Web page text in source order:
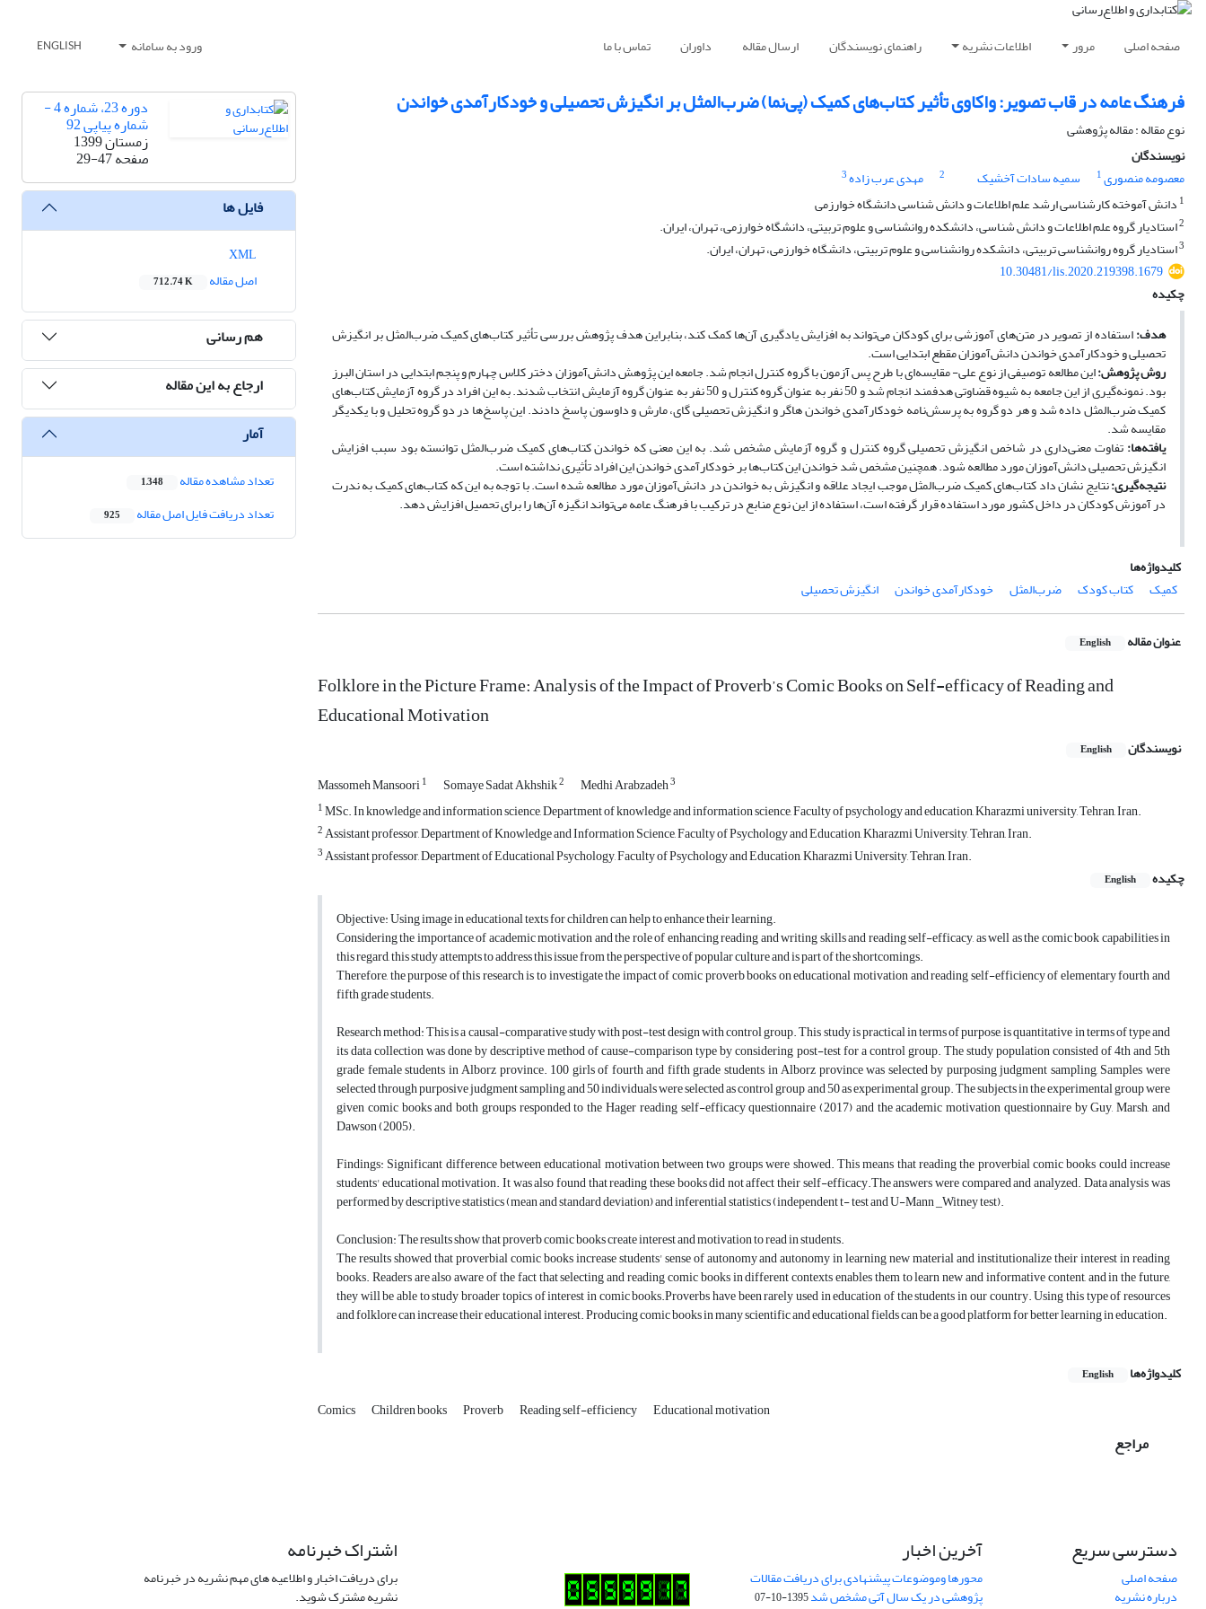
صفحه اصلی مرور اطلاعات نشریه راهنمای نویسندگان ارسال مقاله داوران تماس با ما ورود به سامانه ENGLISH
فرهنگ عامه در قاب تصویر: واکاوی تأثیر کتاب‌های کمیک (پی‌نما) ضرب‌المثل بر انگیزش تحصیلی و خودکارآمدی خواندن
نوع مقاله : مقاله پژوهشی
نویسندگان
معصومه منصوری1 سمیه سادات آخشیک 2 مهدی عرب زاده3
1 دانش آموخته کارشناسی ارشد علم اطلاعات و دانش شناسی دانشگاه خوارزمی
2استادیار گروه علم اطلاعات و دانش شناسی، دانشکده روانشناسی و علوم تربیتی، دانشگاه خوارزمی، تهران، ایران.
3استادیار گروه روانشناسی تربیتی، دانشکده روانشناسی و علوم تربیتی، دانشگاه خوارزمی، تهران، ایران.
10.30481/lis.2020.219398.1679
چکیده
هدف:استفاده از تصویر در متن‌های آموزشی برای کودکان می‌تواند به افزایش یادگیری آن‌ها کمک کند، بنابراین هدف پژوهش بررسی تأثیر کتاب‌های کمیک ضرب‌المثل بر انگیزش
تحصیلی و خودکارآمدی خواندن دانش‌آموزان مقطع ابتدایی است.
روش‌ پژوهش:این مطالعه توصیفی از نوع علی- مقایسه‌ای با طرح پس آزمون با گروه کنترل انجام شد. جامعه این پژوهش دانش‌آموزان دختر کلاس چهارم و پنجم ابتدایی در استان البرز
بود. نمونه‌گیری از این جامعه به شیوه قضاوتی هدفمند انجام شد و 50 نفر به عنوان گروه کنترل و 50 نفر به عنوان گروه آزمایش انتخاب شدند. به این افراد در گروه آزمایش کتاب‌های
کمیک ضرب‌المثل داده شد و هر دو گروه به پرسش‌نامه خودکارآمدی خواندن هاگر و انگیزش تحصیلی گای، مارش و داوسون پاسخ دادند. این پاسخ‌ها در دو گروه تحلیل و با یکدیگر
مقایسه شد.
یافته‌ها:تفاوت معنی‌داری در شاخص انگیزش تحصیلی گروه کنترل و گروه آزمایش مشخص شد. به این معنی که خواندن کتاب‌های کمیک ضرب‌المثل توانسته بود سبب افزایش
انگیزش تحصیلی دانش‌آموزان مورد مطالعه شود. همچنین مشخص شد خواندن این کتاب‌ها بر خودکارآمدی خواندن این افراد تأثیری نداشته است.
نتیجه‌گیری:نتایج نشان داد کتاب‌های کمیک ضرب‌المثل موجب ایجاد علاقه و انگیزش به خواندن در دانش‌آموزان مورد مطالعه شده است. با توجه به این که کتاب‌های کمیک به ندرت
در آموزش کودکان در داخل کشور مورد استفاده قرار گرفته است، استفاده از این نوع منابع در ترکیب با فرهنگ عامه می‌تواند انگیزه آن‌ها را برای تحصیل افزایش دهد.
کلیدواژه‌ها
کمیک
کتاب کودک ضرب‌المثل خودکارآمدی خواندن انگیزش تحصیلی
عنوان مقاله English
Folklore in the Picture Frame: Analysis of the Impact of Proverb’s Comic Books on Self-efficacy of Reading and
Educational Motivation
نویسندگان English
Massomeh Mansoori1 Somaye Sadat Akhshik2 Medhi Arabzadeh3
1MSc. In knowledge and information science, Department of knowledge and information science, Faculty of psychology and education, Kharazmi university, Tehran, Iran.
2Assistant professor, Department of Knowledge and Information Science, Faculty of Psychology and Education, Kharazmi University, Tehran, Iran.
3Assistant professor, Department of Educational Psychology, Faculty of Psychology and Education, Kharazmi University, Tehran, Iran.
چکیده
English
Objective: Using image in educational texts for children can help to enhance their learning.
Considering the importance of academic motivation and the role of enhancing reading and writing skills and reading self-efficacy, as well as the comic book capabilities in
this regard, this study attempts to address this issue from the perspective of popular culture and is part of the shortcomings.
Therefore, the purpose of this research is to investigate the impact of comic proverb books on educational motivation and reading self-efficiency of elementary fourth and
fifth grade students.
Research method: This is a causal-comparative study with post-test design with control group. This study is practical in terms of purpose, is quantitative in terms of type and
its data collection was done by descriptive method of cause-comparison type by considering post-test for a control group. The study population consisted of 4th and 5th
grade female students in Alborz province. 100 girls of fourth and fifth grade students in Alborz province was selected by purposing judgment sampling, Samples were
selected through purposive judgment sampling and 50 individuals were selected as control group and 50 as experimental group. The subjects in the experimental group were
given comic books and both groups responded to the Hager reading self-efficacy questionnaire (2017) and the academic motivation questionnaire by Guy, Marsh, and
Dawson (2005).
Findings: Significant difference between educational motivation between two groups were showed. This means that reading the proverbial comic books could increase
students' educational motivation. It was also found that reading these books did not affect their self-efficacy.The answers were compared and analyzed. Data analysis was
performed by descriptive statistics (mean and standard deviation) and inferential statistics (independent t- test and U-Mann _Witney test).
Conclusion: The results show that proverb comic books create interest and motivation to read in students.
The results showed that proverbial comic books increase students' sense of autonomy and autonomy in learning new material and institutionalize their interest in reading
books. Readers are also aware of the fact that selecting and reading comic books in different contexts enables them to learn new and informative content, and in the future,
they will be able to study broader topics of interest in comic books.Proverbs have been rarely used in education of the students in our country. Using this type of resources
and folklore can increase their educational interest. Producing comic books in many scientific and educational fields can be a good platform for better learning in education.
کلیدواژه‌ها English
Comics Children books Proverb Reading self-efficiency Educational motivation
مراجع
دوره 23، شماره 4 -
شماره پیاپی 92
زمستان 1399
صفحه29-47
فایل ها
اصل مقاله
712.74 K
هم رسانی
ارجاع به این مقاله
آمار
تعداد مشاهده مقاله 1,348
تعداد دریافت فایل اصل مقاله 925
دسترسی سریع
صفحه اصلی
درباره نشریه
آخرین اخبار
محورها وموضوعات پیشنهادی برای دریافت مقالات
پژوهشی در یک سال آتی مشخص شد1395-10-07
اشتراک خبرنامه
برای دریافت اخبار و اطلاعیه های مهم نشریه در خبرنامه
نشریه مشترک شوید.